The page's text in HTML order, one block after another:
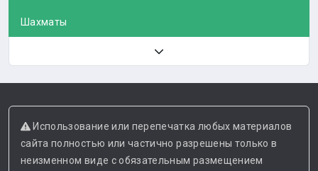
Шахматы
Использование или перепечатка любых материалов
сайта полностью или частично разрешены только в
неизменном виде с обязательным размещением